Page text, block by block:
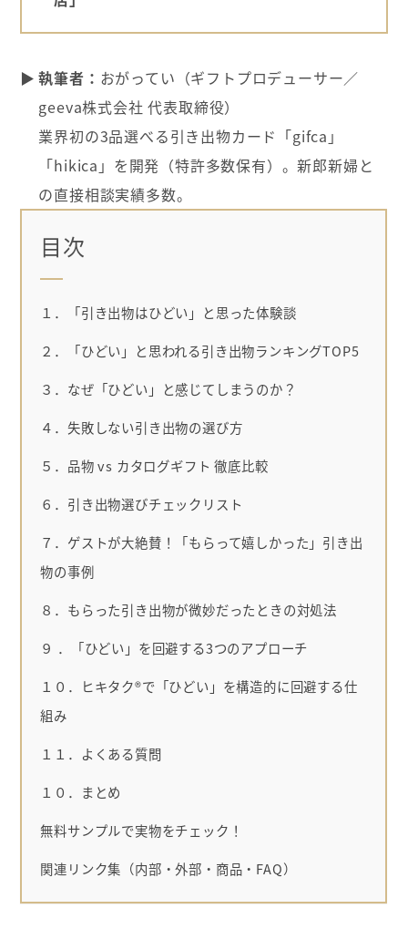
執筆者： おがってい（ギフトプロデューサー／
geeva株式会社 代表取締役）
業界初の3品選べる引き出物カード「gifca」
「hikica」を開発（特許多数保有）。新郎新婦と
の直接相談実績多数。
目次
１．「引き出物はひどい」と思った体験談
２．「ひどい」と思われる引き出物ランキングTOP5
３．なぜ「ひどい」と感じてしまうのか？
４．失敗しない引き出物の選び方
５．品物 vs カタログギフト 徹底比較
６．引き出物選びチェックリスト
７．ゲストが大絶賛！「もらって嬉しかった」引き出
物の事例
８．もらった引き出物が微妙だったときの対処法
９ ．「ひどい」を回避する3つのアプローチ
１０．ヒキタク®で「ひどい」を構造的に回避する仕
組み
１１．よくある質問
１０．まとめ
無料サンプルで実物をチェック！
関連リンク集（内部・外部・商品・FAQ）